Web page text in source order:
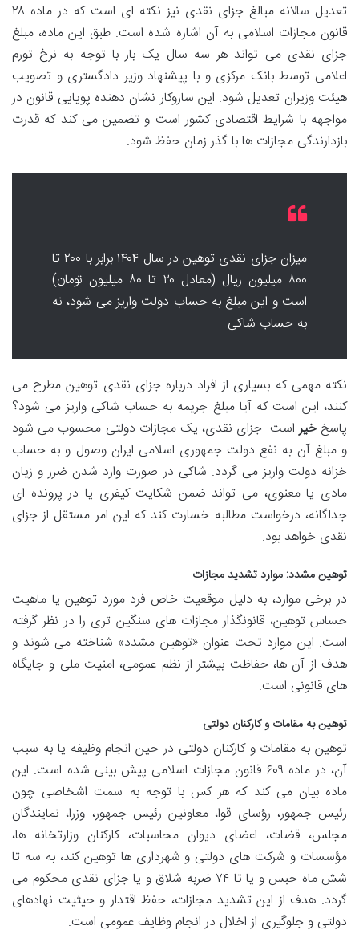
تعدیل سالانه مبالغ جزای نقدی نیز نکته ای است که در ماده ۲۸
قانون مجازات اسلامی به آن اشاره شده است. طبق این ماده، مبلغ
جزای نقدی می تواند هر سه سال یک بار با توجه به نرخ تورم
اعلامی توسط بانک مرکزی و با پیشنهاد وزیر دادگستری و تصویب
هیئت وزیران تعدیل شود. این سازوکار نشان دهنده پویایی قانون در
مواجهه با شرایط اقتصادی کشور است و تضمین می کند که قدرت
بازدارندگی مجازات ها با گذر زمان حفظ شود.
میزان جزای نقدی توهین در سال ۱۴۰۴ برابر با ۲۰۰ تا
۸۰۰ میلیون ریال (معادل ۲۰ تا ۸۰ میلیون تومان)
است و این مبلغ به حساب دولت واریز می شود، نه
به حساب شاکی.
نکته مهمی که بسیاری از افراد درباره جزای نقدی توهین مطرح می
کنند، این است که آیا مبلغ جریمه به حساب شاکی واریز می شود؟
پاسخخیراست. جزای نقدی، یک مجازات دولتی محسوب می شود
و مبلغ آن به نفع دولت جمهوری اسلامی ایران وصول و به حساب
خزانه دولت واریز می گردد. شاکی در صورت وارد شدن ضرر و زیان
مادی یا معنوی، می تواند ضمن شکایت کیفری یا در پرونده ای
جداگانه، درخواست مطالبه خسارت کند که این امر مستقل از جزای
نقدی خواهد بود.
توهین مشدد: موارد تشدید مجازات
در برخی موارد، به دلیل موقعیت خاص فرد مورد توهین یا ماهیت
حساس توهین، قانونگذار مجازات های سنگین تری را در نظر گرفته
است. این موارد تحت عنوان «توهین مشدد» شناخته می شوند و
هدف از آن ها، حفاظت بیشتر از نظم عمومی، امنیت ملی و جایگاه
های قانونی است.
توهین به مقامات و کارکنان دولتی
توهین به مقامات و کارکنان دولتی در حین انجام وظیفه یا به سبب
آن، در ماده ۶۰۹ قانون مجازات اسلامی پیش بینی شده است. این
ماده بیان می کند که هر کس با توجه به سمت اشخاصی چون
رئیس جمهور، رؤسای قوا، معاونین رئیس جمهور، وزرا، نمایندگان
مجلس، قضات، اعضای دیوان محاسبات، کارکنان وزارتخانه ها،
مؤسسات و شرکت های دولتی و شهرداری ها توهین کند، به سه تا
شش ماه حبس و یا تا ۷۴ ضربه شلاق و یا جزای نقدی محکوم می
گردد. هدف از این تشدید مجازات، حفظ اقتدار و حیثیت نهادهای
دولتی و جلوگیری از اخلال در انجام وظایف عمومی است.